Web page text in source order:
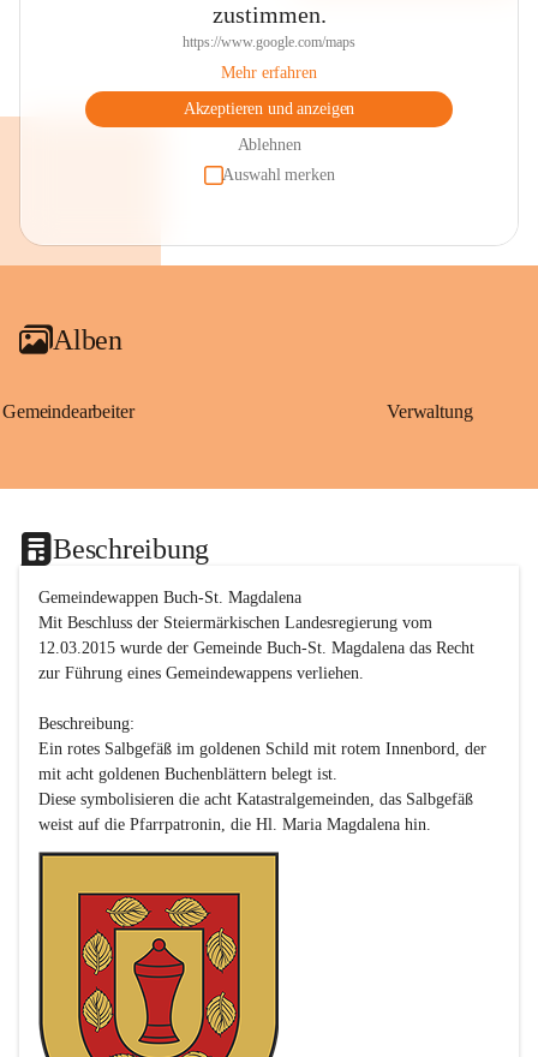
zustimmen.
https://www.google.com/maps
Mehr erfahren
Akzeptieren und anzeigen
Ablehnen
Auswahl merken
Alben
Gemeindearbeiter Verwaltung
Beschreibung
Gemeindewappen Buch-St. Magdalena
Mit Beschluss der Steiermärkischen Landesregierung vom
12.03.2015 wurde der Gemeinde Buch-St. Magdalena das Recht
zur Führung eines Gemeindewappens verliehen.
Beschreibung:
Ein rotes Salbgefäß im goldenen Schild mit rotem Innenbord, der
mit acht goldenen Buchenblättern belegt ist.
Diese symbolisieren die acht Katastralgemeinden, das Salbgefäß